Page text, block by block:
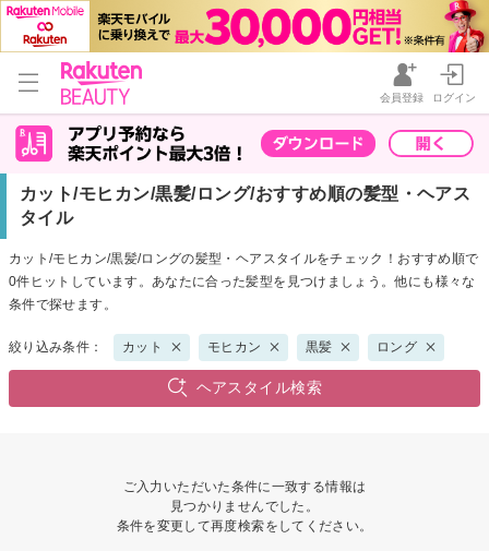
会員登録 ログイン
カット/モヒカン/黒髪/ロング/おすすめ順の髪型・ヘアス
タイル
カット/モヒカン/黒髪/ロングの髪型・ヘアスタイルをチェック！おすすめ順で
0件ヒットしています。あなたに合った髪型を見つけましょう。他にも様々な
条件で探せます。
絞り込み条件： カット モヒカン 黒髪 ロング
ヘアスタイル検索
ご入力いただいた条件に一致する情報は
見つかりませんでした。
条件を変更して再度検索をしてください。